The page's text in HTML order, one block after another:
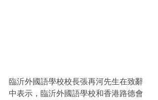
臨沂外國語學校校長張再河先生在致辭
中表示，臨沂外國語學校和香港路德會